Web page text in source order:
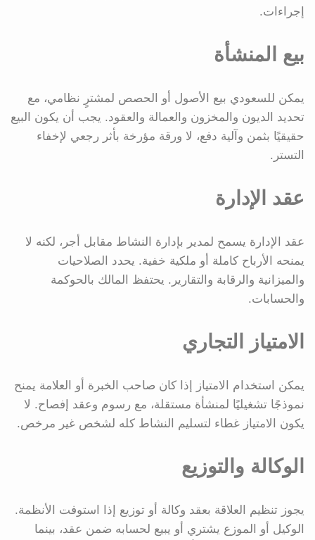
إجراءات.
بيع المنشأة
يمكن للسعودي بيع الأصول أو الحصص لمشترٍ نظامي، مع
تحديد الديون والمخزون والعمالة والعقود. يجب أن يكون البيع
حقيقيًا بثمن وآلية دفع، لا ورقة مؤرخة بأثر رجعي لإخفاء
التستر.
عقد الإدارة
عقد الإدارة يسمح لمدير بإدارة النشاط مقابل أجر، لكنه لا
يمنحه الأرباح كاملة أو ملكية خفية. يحدد الصلاحيات
والميزانية والرقابة والتقارير. يحتفظ المالك بالحوكمة
والحسابات.
الامتياز التجاري
يمكن استخدام الامتياز إذا كان صاحب الخبرة أو العلامة يمنح
نموذجًا تشغيليًا لمنشأة مستقلة، مع رسوم وعقد إفصاح. لا
يكون الامتياز غطاء لتسليم النشاط كله لشخص غير مرخص.
الوكالة والتوزيع
يجوز تنظيم العلاقة بعقد وكالة أو توزيع إذا استوفت الأنظمة.
الوكيل أو الموزع يشتري أو يبيع لحسابه ضمن عقد، بينما